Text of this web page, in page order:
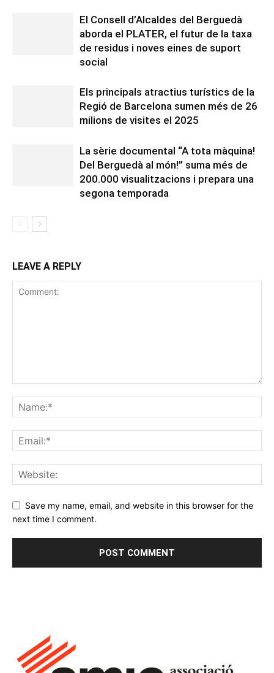
El Consell d’Alcaldes del Berguedà
aborda el PLATER, el futur de la taxa
de residus i noves eines de suport
social
Els principals atractius turístics de la
Regió de Barcelona sumen més de 26
milions de visites el 2025
La sèrie documental “A tota màquina!
Del Berguedà al món!” suma més de
200.000 visualitzacions i prepara una
segona temporada
LEAVE A REPLY
Save my name, email, and website in this browser for the
next time I comment.